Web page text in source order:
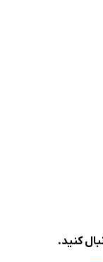
کنید.